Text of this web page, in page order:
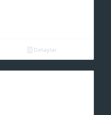
Detaylar